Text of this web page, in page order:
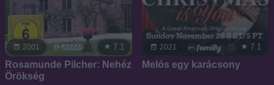
2001 7.1
Rosamunde Pilcher: Nehéz
Örökség
2021 7.1
Melós egy karácsony